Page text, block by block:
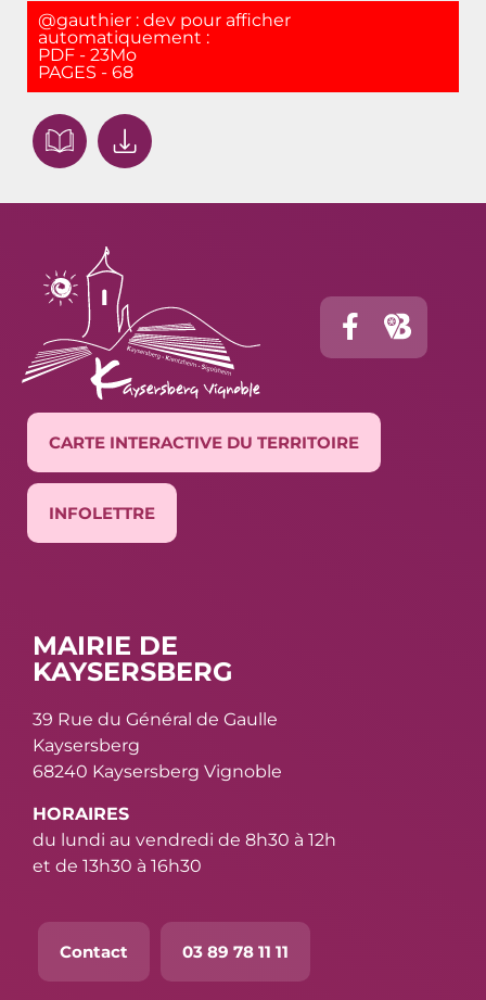
@gauthier : dev pour afficher
automatiquement :
PDF - 23Mo
PAGES - 68
CARTE INTERACTIVE DU TERRITOIRE
INFOLETTRE
MAIRIE DE
KAYSERSBERG
39 Rue du Général de Gaulle
Kaysersberg
68240 Kaysersberg Vignoble
HORAIRES
du lundi au vendredi de 8h30 à 12h
et de 13h30 à 16h30
Contact 03 89 78 11 11